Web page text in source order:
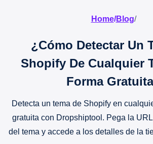
Home/Blog/
¿Cómo Detectar Un
Shopify De Cualquier
Forma
Detecta un tema de Shopify en
gratuita con Dropshiptool. Pega la
del tema y accede a los detalles de la